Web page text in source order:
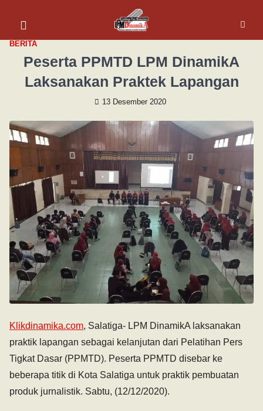
BERITA
Peserta PPMTD LPM DinamikA
Laksanakan Praktek Lapangan
13 Desember 2020
Klikdinamika.com, Salatiga- LPM DinamikA laksanakan
praktik lapangan sebagai kelanjutan dari Pelatihan Pers
Tigkat Dasar (PPMTD). Peserta PPMTD disebar ke
beberapa titik di Kota Salatiga untuk praktik pembuatan
produk jurnalistik. Sabtu, (12/12/2020).